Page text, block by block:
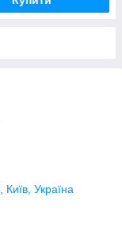
Київ, Україна